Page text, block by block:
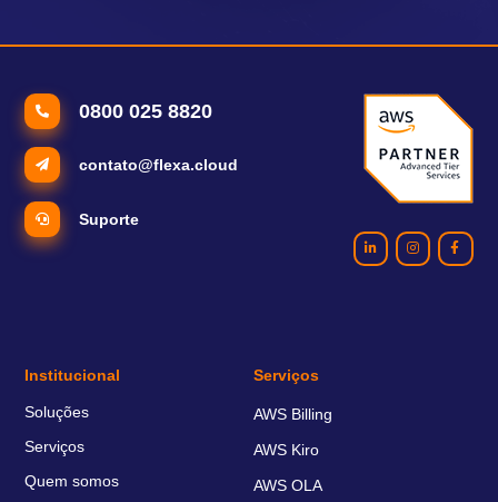
0800 025 8820
contato@flexa.cloud
Suporte
Institucional
Soluções
Serviços
Quem somos
Serviços
AWS Billing
AWS Kiro
AWS OLA